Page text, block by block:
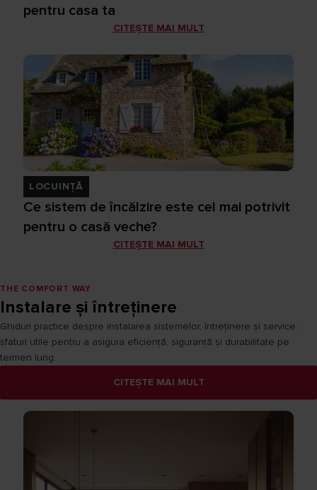
pentru casa ta
CITEȘTE MAI MULT
LOCUINȚĂ
Ce sistem de încălzire este cel mai potrivit
pentru o casă veche?
CITEȘTE MAI MULT
THE COMFORT WAY
Instalare și întreținere
Ghiduri practice despre instalarea sistemelor, întreținere și service:
sfaturi utile pentru a asigura eficiență, siguranță și durabilitate pe
termen lung.
CITEȘTE MAI MULT